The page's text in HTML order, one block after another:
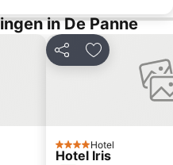
Ostend Beach Dance Festival
Cactus Festival
New Year's Eve fireworks
in De Panne
Delen Toevoegen
4 SterrenHotel
Hotel Iris